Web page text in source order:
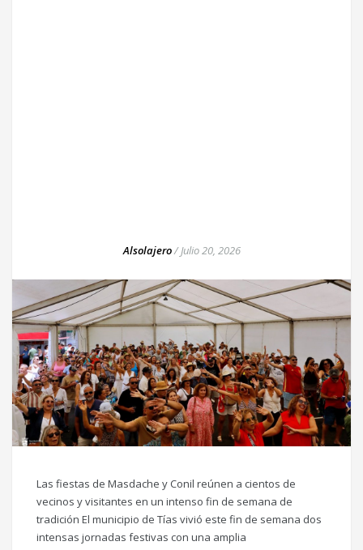
Alsolajero/Julio 20, 2026
Las fiestas de Masdache y Conil reúnen a cientos de
vecinos y visitantes en un intenso fin de semana de
tradición El municipio de Tías vivió este fin de semana dos
intensas jornadas festivas con una amplia